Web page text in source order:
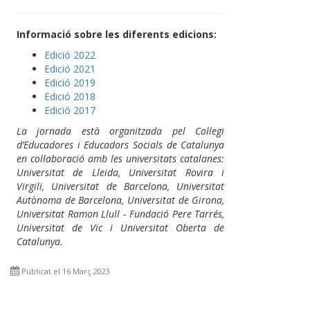
Informació sobre les diferents edicions:
Edició 2022
Edició 2021
Edició 2019
Edició 2018
Edició 2017
La jornada està organitzada pel Col·legi
d’Educadores i Educadors Socials de Catalunya
en col·laboració amb les universitats catalanes:
Universitat de Lleida, Universitat Rovira i
Virgili, Universitat de Barcelona, Universitat
Autònoma de Barcelona, Universitat de Girona,
Universitat Ramon Llull - Fundació Pere Tarrés,
Universitat de Vic i Universitat Oberta de
Catalunya.
Publicat el 16 Març 2023